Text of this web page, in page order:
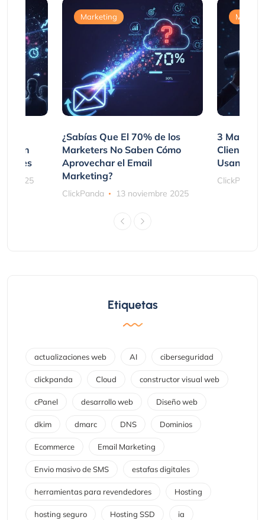
2025
Marketing
¿Sabías Que El 70% de los
Marketers No Saben Cómo
Aprovechar el Email
Marketing?
ClickPanda 13 noviembre 2025
3
Clientes
Usando
ClickPanda
Etiquetas
actualizaciones web AI ciberseguridad
clickpanda Cloud constructor visual web
cPanel desarrollo web Diseño web
dkim dmarc DNS Dominios
Ecommerce Email Marketing
Envio masivo de SMS estafas digitales
herramientas para revendedores Hosting
hosting seguro Hosting SSD ia